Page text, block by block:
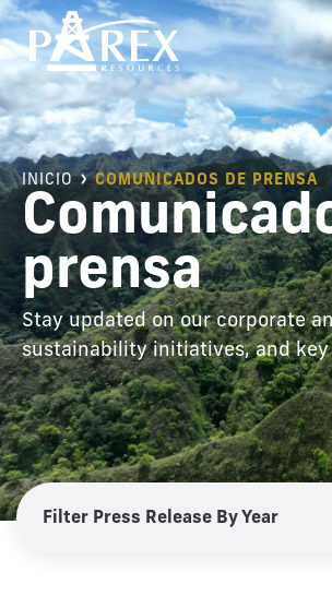
INICIO COMUNICADOS DE PRENSA
prensa
Stay updated on our corporate
sustainability initiatives, and key